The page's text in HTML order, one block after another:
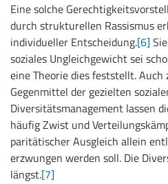
Eine solche
durch strukturellen Rassismus
individueller Entscheidung.[6]
soziales Ungleichgewicht sei
eine Theorie dies feststellt. Auch
Gegenmittel der gezielten
Diversitätsmanagement lassen
häufig Zwist und
paritätischer Ausgleich allein
erzwungen werden soll. Die
längst.[7]